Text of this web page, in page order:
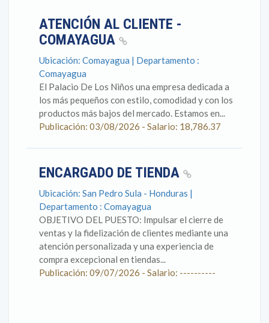
ATENCIÓN AL CLIENTE -
COMAYAGUA
Ubicación: Comayagua | Departamento :
Comayagua
El Palacio De Los Niños una empresa dedicada a
los más pequeños con estilo, comodidad y con los
productos más bajos del mercado. Estamos en...
Publicación: 03/08/2026 - Salario: 18,786.37
ENCARGADO DE TIENDA
Ubicación: San Pedro Sula - Honduras |
Departamento : Comayagua
OBJETIVO DEL PUESTO: Impulsar el cierre de
ventas y la fidelización de clientes mediante una
atención personalizada y una experiencia de
compra excepcional en tiendas...
Publicación: 09/07/2026 - Salario: ----------